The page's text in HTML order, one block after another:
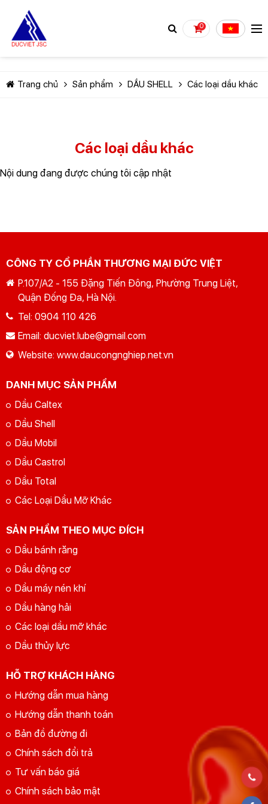
0
TIẾP TỤC MUA HÀNG
Trang chủ Sản phẩm DẦU SHELL Các loại dầu khác
Các loại dầu khác
Nội dung đang được chúng tôi cập nhật
CÔNG TY CỔ PHẦN THƯƠNG MẠI ĐỨC VIỆT
P.107/A2 - 155 Đặng Tiến Đông, Phường Trung Liệt,
Quận Đống Đa, Hà Nội.
Tel: 0904 110 426
Email: ducviet.lube@gmail.com
Website: www.daucongnghiep.net.vn
DANH MỤC SẢN PHẨM
Dầu Caltex
Dầu Shell
Dầu Mobil
Dầu Castrol
Dầu Total
Các Loại Dầu Mỡ Khác
SẢN PHẨM THEO MỤC ĐÍCH
Dầu bánh răng
Dầu động cơ
Dầu máy nén khí
Dầu hàng hải
Các loại dầu mỡ khác
Dầu thủy lực
HỖ TRỢ KHÁCH HÀNG
Hướng dẫn mua hàng
Hướng dẫn thanh toán
Bản đồ đường đi
Chính sách đổi trả
Tư vấn báo giá
Chính sách bảo mật